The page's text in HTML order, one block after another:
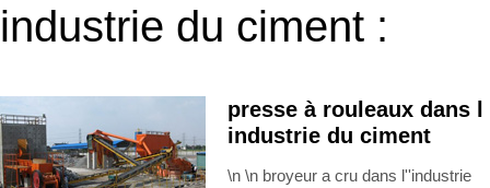
industrie du ciment :
presse à rouleaux dans l
industrie du ciment
\n \n broyeur a cru dans l''industrie